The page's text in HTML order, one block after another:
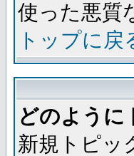
使った悪質
トップに戻
どのように
新規トピッ